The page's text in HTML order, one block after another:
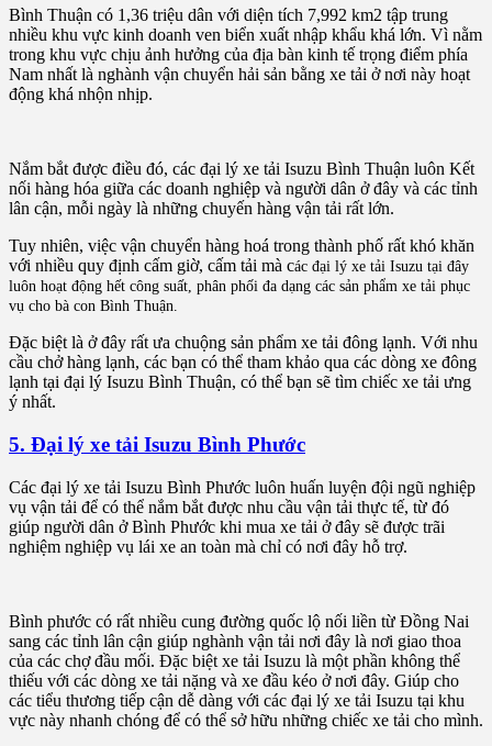
Bình Thuận có 1,36 triệu dân với diện tích 7,992 km2 tập trung
nhiều khu vực kinh doanh ven biển xuất nhập khẩu khá lớn. Vì nằm
trong khu vực chịu ảnh hưởng của địa bàn kinh tế trọng điểm phía
Nam nhất là nghành vận chuyển hải sản bằng xe tải ở nơi này hoạt
động khá nhộn nhịp.
Nắm bắt được điều đó, các đại lý xe tải Isuzu Bình Thuận luôn Kết
nối hàng hóa giữa các doanh nghiệp và người dân ở đây và các tỉnh
lân cận, mỗi ngày là những chuyến hàng vận tải rất lớn.
Tuy nhiên, việc vận chuyển hàng hoá trong thành phố rất khó khăn
với nhiều quy định cấm giờ, cấm tải mà các đại lý xe tải Isuzu tại đây
luôn hoạt động hết công suất, phân phối đa dạng các sản phẩm xe tải phục
vụ cho bà con Bình Thuận.
Đặc biệt là ở đây rất ưa chuộng sản phẩm xe tải đông lạnh. Với nhu
cầu chở hàng lạnh, các bạn có thể tham khảo qua các dòng xe đông
lạnh tại đại lý Isuzu Bình Thuận, có thể bạn sẽ tìm chiếc xe tải ưng
ý nhất.
5. Đại lý xe tải Isuzu Bình Phước
Các đại lý xe tải Isuzu Bình Phước luôn huấn luyện đội ngũ nghiệp
vụ vận tải để có thể nắm bắt được nhu cầu vận tải thực tế, từ đó
giúp người dân ở Bình Phước khi mua xe tải ở đây sẽ được trãi
nghiệm nghiệp vụ lái xe an toàn mà chỉ có nơi đây hỗ trợ.
Bình phước có rất nhiều cung đường quốc lộ nối liền từ Đồng Nai
sang các tỉnh lân cận giúp nghành vận tải nơi đây là nơi giao thoa
của các chợ đầu mối. Đặc biệt xe tải Isuzu là một phần không thể
thiếu với các dòng xe tải nặng và xe đầu kéo ở nơi đây. Giúp cho
các tiểu thương tiếp cận dễ dàng với các đại lý xe tải Isuzu tại khu
vực này nhanh chóng để có thể sở hữu những chiếc xe tải cho mình.